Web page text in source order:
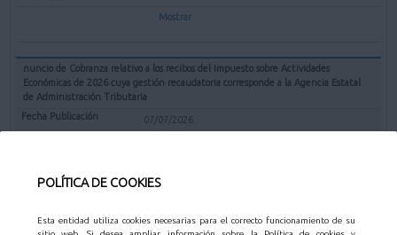
POLÍTICA DE COOKIES
Esta entidad utiliza cookies necesarias para el correcto funcionamiento de su
Mostrar
nuncio de Cobranza relativo a los recibos del Impuesto sobre Actividades
Económicas de 2026 cuya gestión recaudatoria corresponde a la Agencia Estatal
de Administración Tributaria
07/07/2026
Mostrar